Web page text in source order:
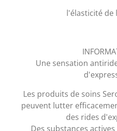
l'élasticité de
Une sensation
Les produits de soins
peuvent lutter
des rides
Des substances